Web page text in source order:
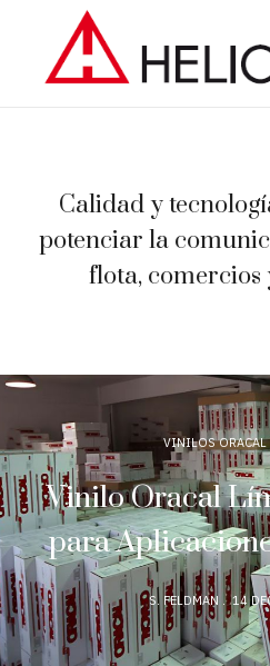
Calidad y
potenciar la
flota, comercios
VINILOS
Vinilo Oracal
para
S. FELDMAN 14